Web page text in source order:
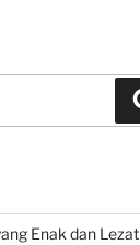
Enak dan Lezat